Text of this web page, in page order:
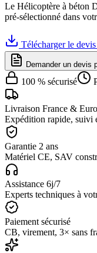
Le Hélicoptère à béton
pré-sélectionné dans
Télécharger le
Demander un devis
100 % sécurisé
Livraison France &
Expédition rapide, suivi
Garantie 2 ans
Matériel CE, SAV
Assistance 6j/7
Experts techniques à
Paiement sécurisé
CB, virement, 3× sans